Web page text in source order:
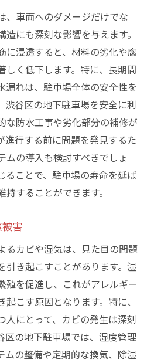
、車両へのダメージだけでな
にも深刻な影響を与えます。
に浸透すると、材料の劣化や腐
しく低下します。特に、長期間
漏れは、駐車場全体の安全性を
渋谷区の地下駐車場を安全に利
な防水工事や劣化部分の補修が
進行する前に問題を発見するた
ムの導入も検討すべきでしょ
ることで、駐車場の寿命を延ば
することができます。
害
るカビや湿気は、見た目の問題
引き起こすことがあります。湿
殖を促進し、これがアレルギー
こす原因となります。特に、
人にとって、カビの発生は深刻
区の地下駐車場では、湿度管理
ムの整備や定期的な換気、除湿